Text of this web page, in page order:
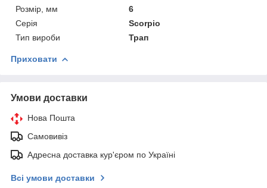
Розмір, мм
6
Серія
Scorpio
Тип вироби
Трап
Приховати
Умови доставки
Нова Пошта
Самовивіз
Адресна доставка кур'єром по Україні
Всі умови доставки